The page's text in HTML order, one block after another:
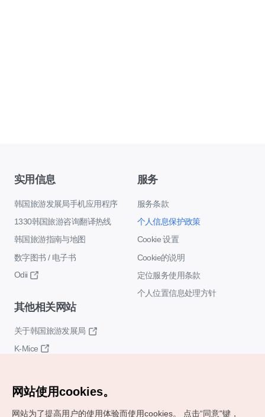
实用信息
韩国旅游发展局手机应用程序
1330韩国旅游咨询翻译热线
韩国旅游指南与地图
数字图书 / 电子书
Odii
服务
服务条款
个人信息保护政策
Cookie 设置
Cookie的说明
定位服务使用条款
个人位置信息处理方针
其他相关网站
关于韩国旅游发展局
K-Mice
网站使用cookies。
网站为了提高用户的使用体验而使用cookies。 点击“同意"键，